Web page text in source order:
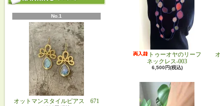
No.1
オットマンスタイルピアス 671
トゥーオヤのリーフ
ネックレス-003
6,500円(税込)